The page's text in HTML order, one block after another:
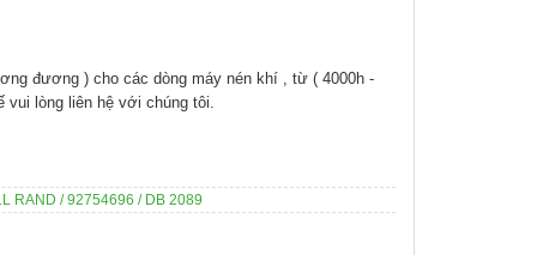
đương ) cho các dòng máy nén khí , từ ( 4000h -
lòng liên hệ với chúng tôi.
RAND / 92754696 / DB 2089